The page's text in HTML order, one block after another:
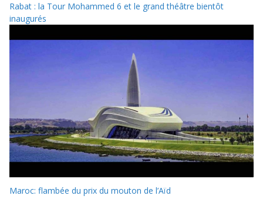
Rabat : la Tour Mohammed 6 et le grand théâtre bientôt
inaugurés
Maroc: flambée du prix du mouton de l’Aïd